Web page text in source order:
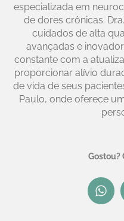
especializada em
de dores crônicas.
cuidados de alta
avançadas e
constante com a
proporcionar alívio
de vida de seus
Paulo, onde oferece
Gostou?